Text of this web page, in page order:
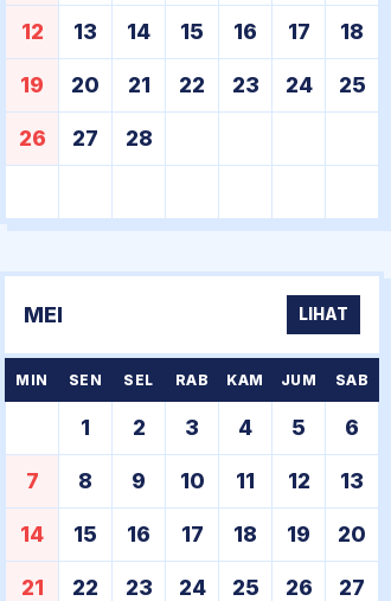
12 13 14 15 16 17 18
19 20 21 22 23 24 25
26 27 28
MEI LIHAT
MIN SEN SEL RAB KAM JUM SAB
1 2 3 4 5 6
7 8 9 10 11 12 13
14 15 16 17 18 19 20
21 22 23 24 25 26 27